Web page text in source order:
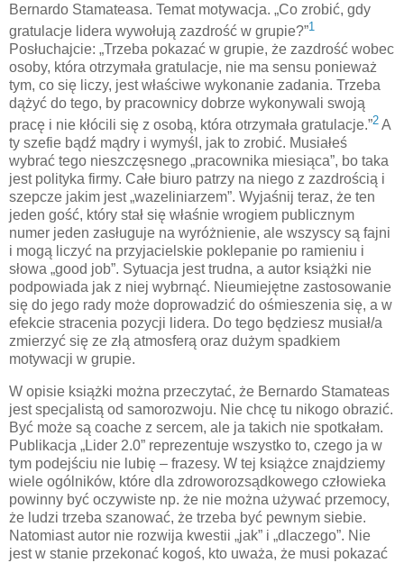
Bernardo Stamateasa. Temat motywacja. „Co zrobić, gdy
gratulacje lidera wywołują zazdrość w grupie?”1
Posłuchajcie: „Trzeba pokazać w grupie, że zazdrość wobec
osoby, która otrzymała gratulacje, nie ma sensu ponieważ
tym, co się liczy, jest właściwe wykonanie zadania. Trzeba
dążyć do tego, by pracownicy dobrze wykonywali swoją
pracę i nie kłócili się z osobą, która otrzymała gratulacje.”2 A
ty szefie bądź mądry i wymyśl, jak to zrobić. Musiałeś
wybrać tego nieszczęsnego „pracownika miesiąca”, bo taka
jest polityka firmy. Całe biuro patrzy na niego z zazdrością i
szepcze jakim jest „wazeliniarzem”. Wyjaśnij teraz, że ten
jeden gość, który stał się właśnie wrogiem publicznym
numer jeden zasługuje na wyróżnienie, ale wszyscy są fajni
i mogą liczyć na przyjacielskie poklepanie po ramieniu i
słowa „good job”. Sytuacja jest trudna, a autor książki nie
podpowiada jak z niej wybrnąć. Nieumiejętne zastosowanie
się do jego rady może doprowadzić do ośmieszenia się, a w
efekcie stracenia pozycji lidera. Do tego będziesz musiał/a
zmierzyć się ze złą atmosferą oraz dużym spadkiem
motywacji w grupie.
W opisie książki można przeczytać, że Bernardo Stamateas
jest specjalistą od samorozwoju. Nie chcę tu nikogo obrazić.
Być może są coache z sercem, ale ja takich nie spotkałam.
Publikacja „Lider 2.0” reprezentuje wszystko to, czego ja w
tym podejściu nie lubię – frazesy. W tej książce znajdziemy
wiele ogólników, które dla zdroworozsądkowego człowieka
powinny być oczywiste np. że nie można używać przemocy,
że ludzi trzeba szanować, że trzeba być pewnym siebie.
Natomiast autor nie rozwija kwestii „jak” i „dlaczego”. Nie
jest w stanie przekonać kogoś, kto uważa, że musi pokazać